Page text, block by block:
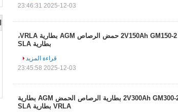
2025-12-03 23:46:31
بطارية بطل الصين 2V150Ah GM150-2 حمض الرصاص AGM بطارية VRLA،
بطارية SLA
قراءة المزيد
2025-12-03 23:45:58
الصين بطل بطارية 2V300Ah GM300-2 بطارية الرصاص الحمض AGM بطارية
VRLA بطارية SLA